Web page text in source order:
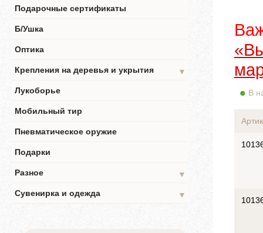
Подарочные сертификаты
Б/Ушка
Оптика
Крепления на деревья и укрытия
▼
Лукоборье
Мобильный тир
Пневматическое оружие
Подарки
Разное
▼
Сувенирка и одежда
▼
В